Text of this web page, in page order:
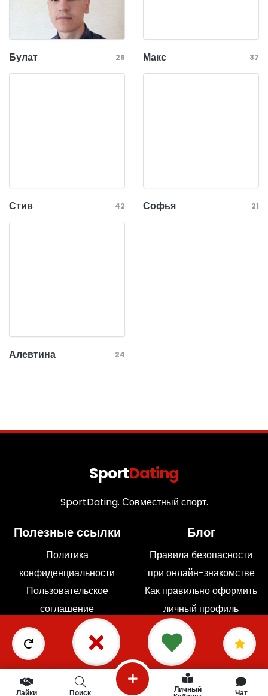
Булат 26 Макс 37
Стив 42 Софья 21
Алевтина 24
SportDating
SportDating. Совместный спорт.
Полезные ссылки
Политика
конфиденциальности
Пользовательское
соглашение
FAQ
Контакты
Блог
Правила безопасности
при онлайн-знакомстве
Как правильно оформить
личный профиль
Подпишитесь на нашу рассылку новостей
Лайки Поиск Личный Чат